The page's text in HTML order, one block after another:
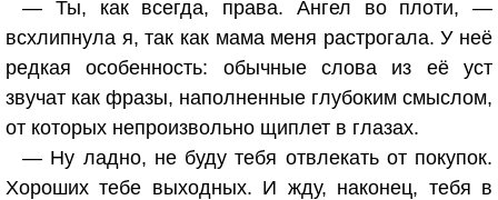
— Ты, как всегда, права. Ангел во плоти, —
всхлипнула я, так как мама меня растрогала. У неё
редкая особенность: обычные слова из её уст
звучат как фразы, наполненные глубоким смыслом,
от которых непроизвольно щиплет в глазах.
— Ну ладно, не буду тебя отвлекать от покупок.
Хороших тебе выходных. И жду, наконец, тебя в